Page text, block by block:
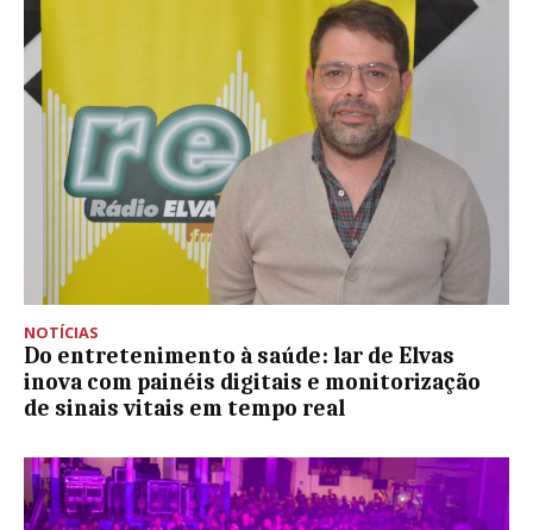
NOTÍCIAS
Do entretenimento à saúde: lar de Elvas
inova com painéis digitais e monitorização
de sinais vitais em tempo real